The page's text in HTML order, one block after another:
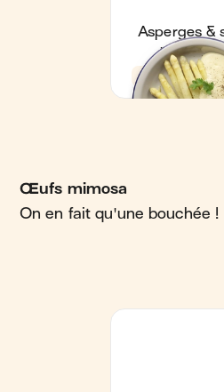
Œufs mimosa
On en fait qu'une bouchée !